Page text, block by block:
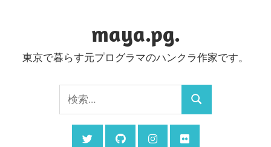
ン
maya.pg.
東京で暮らす元プログラマのハンクラ作家です。
索:
検
索